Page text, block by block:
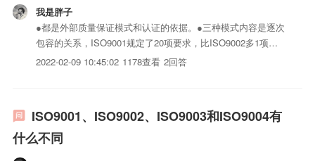
我是胖子
●都是外部质量保证模式和认证的依据。●三种模式内容是逐次
包容的关系，ISO9001规定了20项要求，比ISO9002多1项要
求，比ISO9003多4项要求。●不能笼统地说哪一个模式的保证
2022-02-09 10:45:02 1178查看 2回答
ISO9001、ISO9002、ISO9003和ISO9004有
什么不同